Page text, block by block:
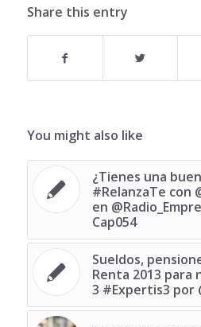
Share this entry
You might also like
¿Tienes una
#RelanzaTe con
en
Cap054
Sueldos,
Renta 2013 para
3 #Expertis3 por